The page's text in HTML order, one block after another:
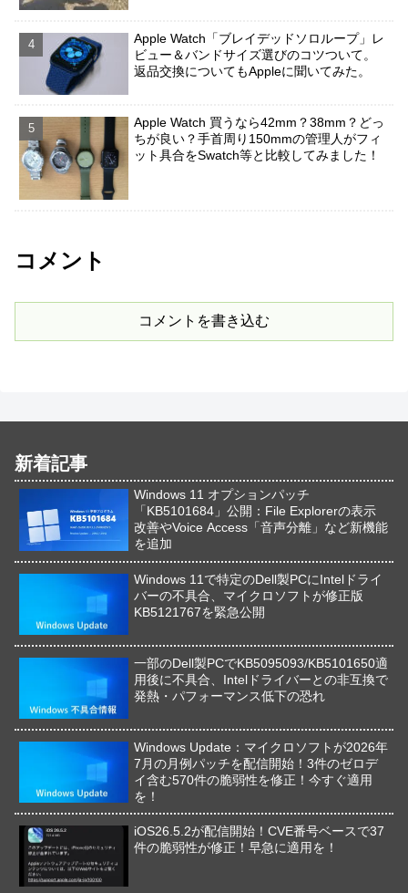
Apple Watch「ブレイデッドソロループ」レ
ビュー＆バンドサイズ選びのコツついて。
返品交換についてもAppleに聞いてみた。
Apple Watch 買うなら42mm？38mm？どっ
ちが良い？手首周り150mmの管理人がフィ
ット具合をSwatch等と比較してみました！
コメント
コメントを書き込む
新着記事
Windows 11 オプションパッチ
「KB5101684」公開：File Explorerの表示
改善やVoice Access「音声分離」など新機能
を追加
Windows 11で特定のDell製PCにIntelドライ
バーの不具合、マイクロソフトが修正版
KB5121767を緊急公開
一部のDell製PCでKB5095093/KB5101650適
用後に不具合、Intelドライバーとの非互換で
発熱・パフォーマンス低下の恐れ
Windows Update：マイクロソフトが2026年
7月の月例パッチを配信開始！3件のゼロデ
イ含む570件の脆弱性を修正！今すぐ適用
を！
iOS26.5.2が配信開始！CVE番号ベースで37
件の脆弱性が修正！早急に適用を！